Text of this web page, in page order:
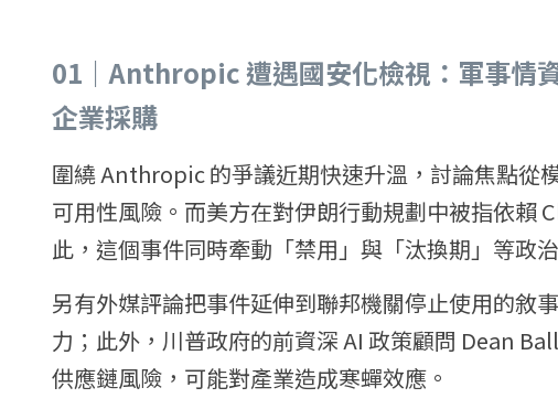
01｜Anthropic 遭遇國安化檢視：軍事情
企業採購
圍繞 Anthropic 的爭議近期快速升溫，討論焦點從
可用性風險。而美方在對伊朗行動規劃中被指依賴
此，這個事件同時牽動「禁用」與「汰換期」等政
另有外媒評論把事件延伸到聯邦機關停止使用的敘
力；此外，川普政府的前資深 AI 政策顧問 Dean
供應鏈風險，可能對產業造成寒蟬效應。